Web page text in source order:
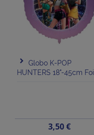
Globo K-POP
HUNTERS 18"-45cm Foil
Precio
3,50 €